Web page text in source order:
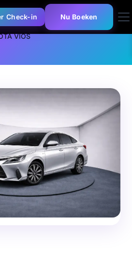
Check-in Nu Boeken
VIOS